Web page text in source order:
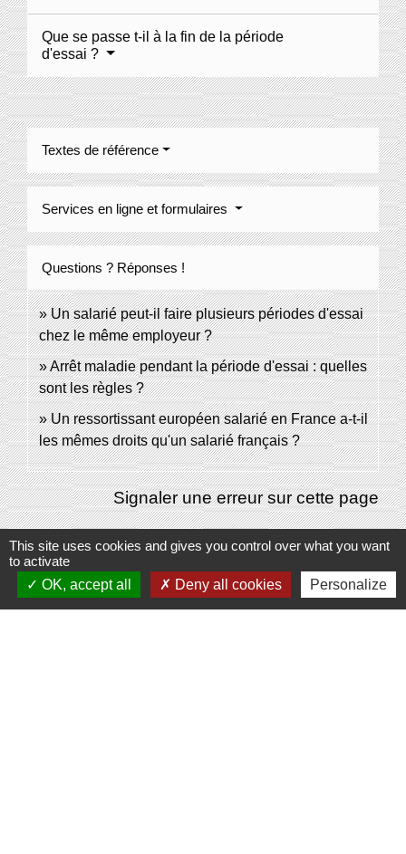
Que se passe t-il à la fin de la période
d'essai ?
Textes de référence
Services en ligne et formulaires
Questions ? Réponses !
Un salarié peut-il faire plusieurs périodes d'essai
chez le même employeur ?
Arrêt maladie pendant la période d'essai : quelles
sont les règles ?
Un ressortissant européen salarié en France a-t-il
les mêmes droits qu'un salarié français ?
Signaler une erreur sur cette page
Contacts
This site uses cookies and gives you control over what you want
to activate
OK, accept all
Deny all cookies Personalize